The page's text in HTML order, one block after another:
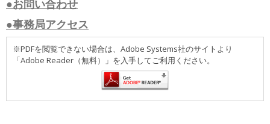
●お問い合わせ
●事務局アクセス
※PDFを閲覧できない場合は、Adobe Systems社のサイトより
「Adobe Reader（無料）」を入手してご利用ください。